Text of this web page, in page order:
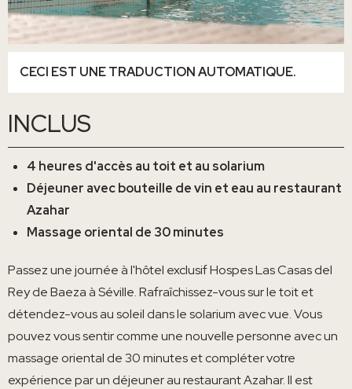
CECI EST UNE TRADUCTION AUTOMATIQUE.
INCLUS
4 heures d'accès au toit et au solarium
Déjeuner avec bouteille de vin et eau au restaurant
Azahar
Massage oriental de 30 minutes
Passez une journée à l'hôtel exclusif Hospes Las Casas del
Rey de Baeza à Séville. Rafraîchissez-vous sur le toit et
détendez-vous au soleil dans le solarium avec vue. Vous
pouvez vous sentir comme une nouvelle personne avec un
massage oriental de 30 minutes et compléter votre
expérience par un déjeuner au restaurant Azahar. Il est